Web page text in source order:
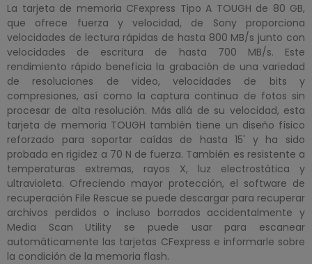
La tarjeta de memoria CFexpress Tipo A TOUGH de 80 GB,
que ofrece fuerza y ​​velocidad, de Sony proporciona
velocidades de lectura rápidas de hasta 800 MB/s junto con
velocidades de escritura de hasta 700 MB/s. Este
rendimiento rápido beneficia la grabación de una variedad
de resoluciones de video, velocidades de bits y
compresiones, así como la captura continua de fotos sin
procesar de alta resolución. Más allá de su velocidad, esta
tarjeta de memoria TOUGH también tiene un diseño físico
reforzado para soportar caídas de hasta 15' y ha sido
probada en rigidez a 70 N de fuerza. También es resistente a
temperaturas extremas, rayos X, luz electrostática y
ultravioleta. Ofreciendo mayor protección, el software de
recuperación File Rescue se puede descargar para recuperar
archivos perdidos o incluso borrados accidentalmente y
Media Scan Utility se puede usar para escanear
automáticamente las tarjetas CFexpress e informarle sobre
la condición de la memoria flash.